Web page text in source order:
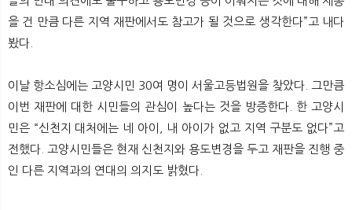
을 건 만큼 다른 지역 재판에서도 참고가 될 것으로 생각한다”고 내다
봤다.
이날 항소심에는 고양시민 30여 명이 서울고등법원을 찾았다. 그만큼
이번 재판에 대한 시민들의 관심이 높다는 것을 방증한다. 한 고양시
민은 “신천지 대처에는 네 아이, 내 아이가 없고 지역 구분도 없다”고
전했다. 고양시민들은 현재 신천지와 용도변경을 두고 재판을 진행 중
인 다른 지역과의 연대의 의지도 밝혔다.